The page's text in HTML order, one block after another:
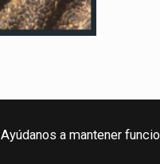
Ayúdanos a mantener